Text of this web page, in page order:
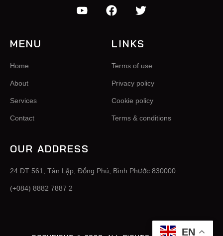
MENU
Home
About
Services
Contact
LINKS
Terms of use
Privacy policy
Cookie policy
Terms & conditions
OUR ADDRESS
24 DT 561, Tân Lập, Đồng Phú, Bình Phước 830000
(+084) 8882 7887 2
EN